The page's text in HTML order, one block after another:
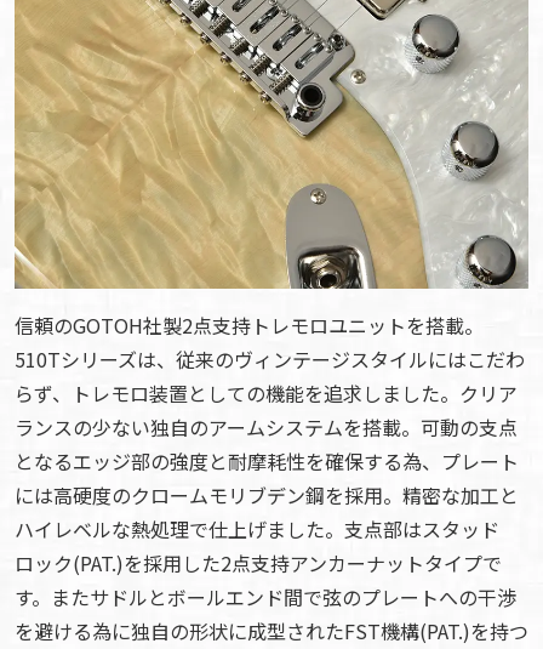
信頼のGOTOH社製2点支持トレモロユニットを搭載。
510Tシリーズは、従来のヴィンテージスタイルにはこだわ
らず、トレモロ装置としての機能を追求しました。クリア
ランスの少ない独自のアームシステムを搭載。可動の支点
となるエッジ部の強度と耐摩耗性を確保する為、プレート
には高硬度のクロームモリブデン鋼を採用。精密な加工と
ハイレベルな熱処理で仕上げました。支点部はスタッド
ロック(PAT.)を採用した2点支持アンカーナットタイプで
す。またサドルとボールエンド間で弦のプレートへの干渉
を避ける為に独自の形状に成型されたFST機構(PAT.)を持つ